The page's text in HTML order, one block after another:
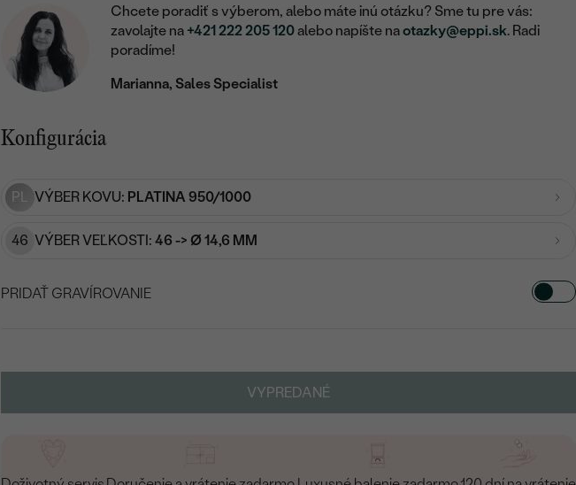
Chcete poradiť s výberom, alebo máte inú otázku? Sme tu pre vás:
zavolajte na +421 222 205 120alebo napíšte naotazky@eppi.sk. Radi
poradíme!
Marianna, Sales Specialist
Konfigurácia
PL VÝBER KOVU: PLATINA 950/1000
46 VÝBER VEĽKOSTI: 46 -> Ø 14,6 MM
PRIDAŤ GRAVÍROVANIE
Napíšte iniciály/text
VYPREDANÉ